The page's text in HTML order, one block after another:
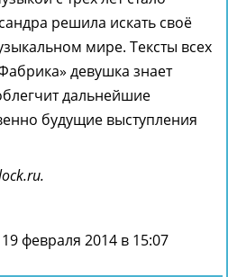
решила искать своё
мире. Тексты всех
девушка знает
дальнейшие
будущие выступления
19 февраля 2014 в 15:07